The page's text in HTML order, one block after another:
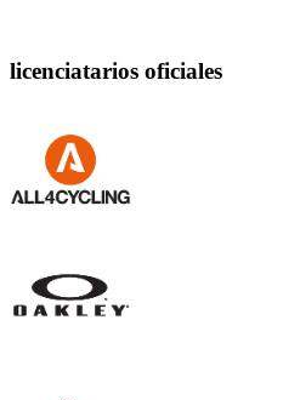
licenciatarios oficiales